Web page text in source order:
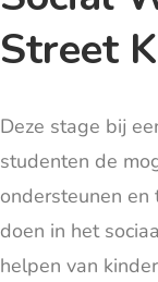
Street
Deze stage bij
studenten de
ondersteunen
doen in het
helpen van